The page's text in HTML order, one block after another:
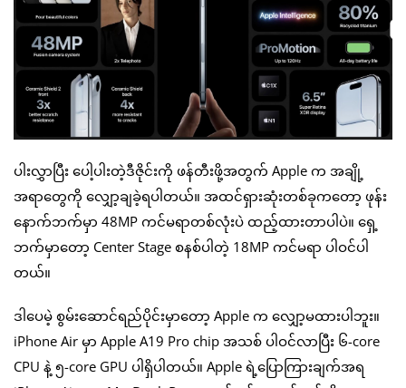
ပါးလွှာပြီး ပေါ့ပါးတဲ့ဒီဇိုင်းကို ဖန်တီးဖို့အတွက် Apple က အချို့
အရာတွေကို လျှော့ချခဲ့ရပါတယ်။ အထင်ရှားဆုံးတစ်ခုကတော့ ဖုန်း
နောက်ဘက်မှာ 48MP ကင်မရာတစ်လုံးပဲ ထည့်ထားတာပါပဲ။ ရှေ့
ဘက်မှာတော့ Center Stage စနစ်ပါတဲ့ 18MP ကင်မရာ ပါဝင်ပါ
တယ်။
ဒါပေမဲ့ စွမ်းဆောင်ရည်ပိုင်းမှာတော့ Apple က လျှော့မထားပါဘူး။
iPhone Air မှာ Apple A19 Pro chip အသစ် ပါဝင်လာပြီး ၆-core
CPU နဲ့ ၅-core GPU ပါရှိပါတယ်။ Apple ရဲ့ပြောကြားချက်အရ